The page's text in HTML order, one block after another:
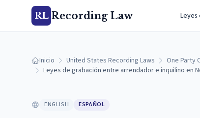
RL Recording Law Leyes
Inicio United States Recording Laws One Party
Leyes de grabación entre arrendador e inquilino en
ENGLISH ESPAÑOL